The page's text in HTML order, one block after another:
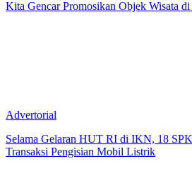
Kita Gencar Promosikan Objek Wisata
Advertorial
Selama Gelaran HUT RI di IKN, 18
Transaksi Pengisian Mobil Listrik